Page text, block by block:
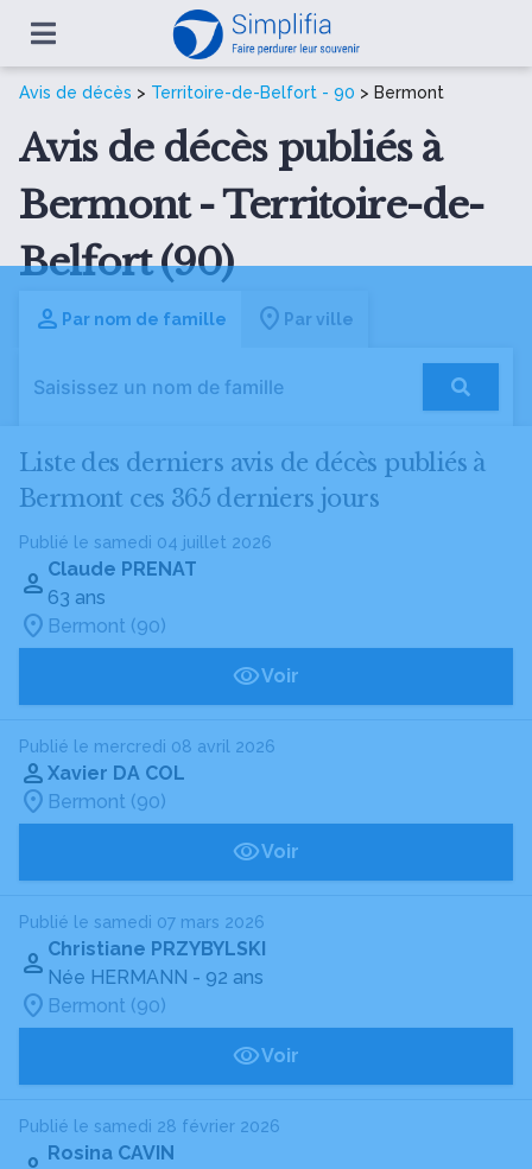
Avis de décès > Territoire-de-Belfort - 90 > Bermont
Avis de décès publiés à
Bermont - Territoire-de-
Belfort (90)
Par nom de famille Par ville
Liste des derniers avis de décès publiés à
Bermont ces 365 derniers jours
Publié le samedi 04 juillet 2026
Claude PRENAT
63 ans
Bermont (90)
Voir
Publié le mercredi 08 avril 2026
Xavier DA COL
Bermont (90)
Voir
Publié le samedi 07 mars 2026
Christiane PRZYBYLSKI
Née HERMANN - 92 ans
Bermont (90)
Voir
Publié le samedi 28 février 2026
Rosina CAVIN